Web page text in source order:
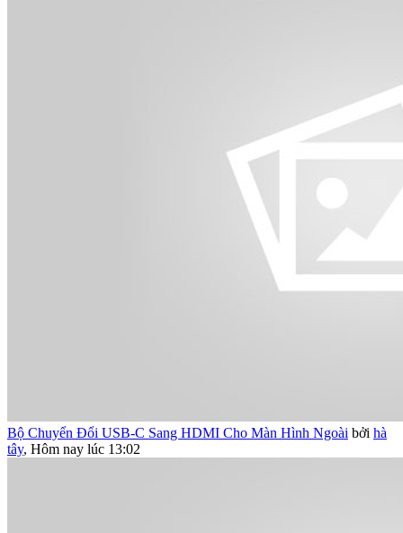
Bộ Chuyển Đổi USB-C Sang HDMI Cho Màn Hình Ngoài bởi hà
tây, Hôm nay lúc 13:02